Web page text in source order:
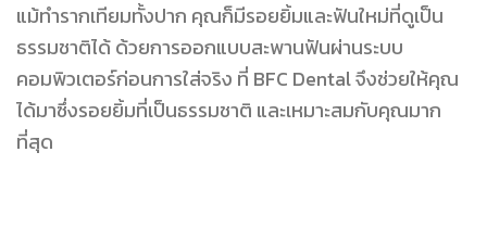
แม้ทำรากเทียมทั้งปาก คุณก็มีรอยยิ้มและฟันใหม่ที่ดูเป็น
ธรรมชาติได้ ด้วยการออกแบบสะพานฟันผ่านระบบ
คอมพิวเตอร์ก่อนการใส่จริง ที่ BFC Dental จึงช่วยให้คุณ
ได้มาซึ่งรอยยิ้มที่เป็นธรรมชาติ และเหมาะสมกับคุณมาก
ที่สุด